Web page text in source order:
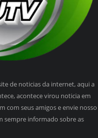
de noticias da internet, aqui a
acontece virou noticia em
com seus amigos e envie nosso
sempre informado sobre as